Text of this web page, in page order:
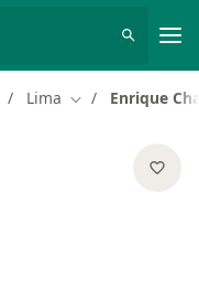
Lima Cambiar de
Enrique